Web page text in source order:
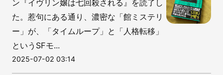
ン『イヴリン嬢は七回殺される』を読了し
た。惹句にある通り、濃密な「館ミステリ
ー」が、「タイムループ」と「人格転移」
というSFモ...
2025-07-02 03:14